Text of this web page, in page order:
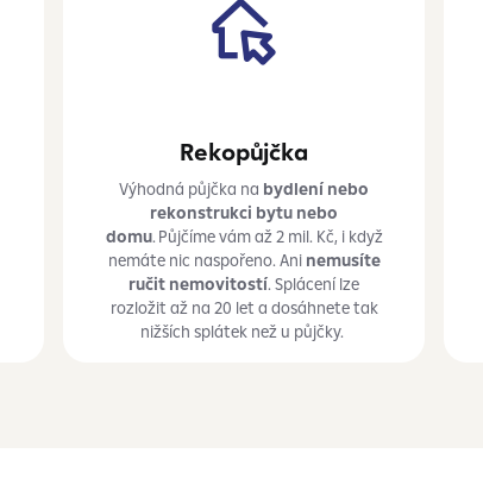
Rekopůjčka
Výhodná půjčka na bydlení nebo
rekonstrukci bytu nebo
domu. Půjčíme vám až 2 mil. Kč, i když
nemáte nic naspořeno. Ani nemusíte
ručit nemovitostí. Splácení lze
rozložit až na 20 let a dosáhnete tak
nižších splátek než u půjčky.